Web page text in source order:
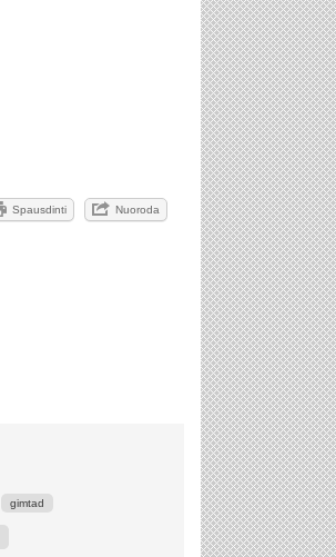
Spausdinti Nuoroda
gimtad